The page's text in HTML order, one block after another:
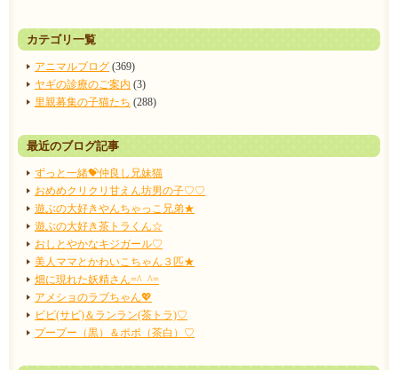
カテゴリ一覧
アニマルブログ (369)
ヤギの診療のご案内 (3)
里親募集の子猫たち (288)
最近のブログ記事
ずっと一緒💝仲良し兄妹猫
おめめクリクリ甘えん坊男の子♡♡
遊ぶの大好きやんちゃっこ兄弟★
遊ぶの大好き茶トラくん☆
おしとやかなキジガール♡
美人ママとかわいこちゃん３匹★
畑に現れた妖精さん=^_^=
アメショのラブちゃん💖
ビビ(サビ)＆ランラン(茶トラ)♡
プープー（黒）＆ポポ（茶白）♡